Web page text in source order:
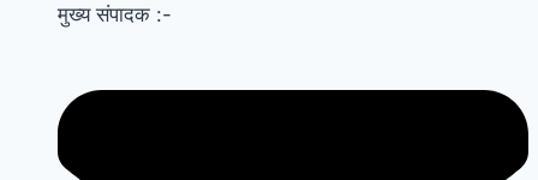
मुख्य संपादक :-